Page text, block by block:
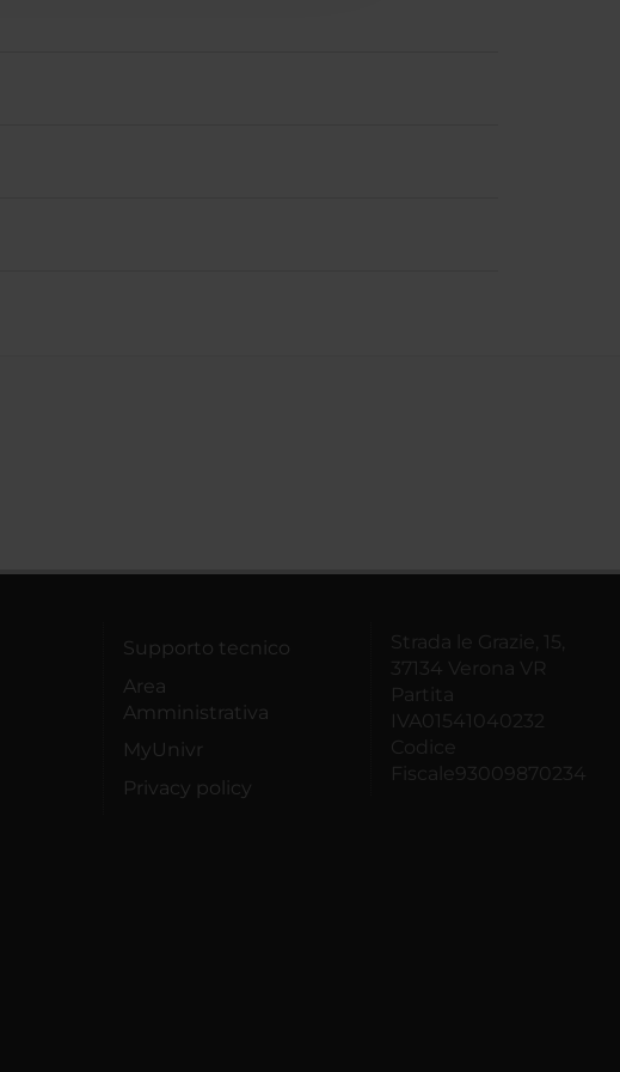
Supporto tecnico
Area
Amministrativa
MyUnivr
Privacy policy
Strada le Grazie, 15,
37134 Verona VR
Partita
IVA01541040232
Codice
Fiscale93009870234